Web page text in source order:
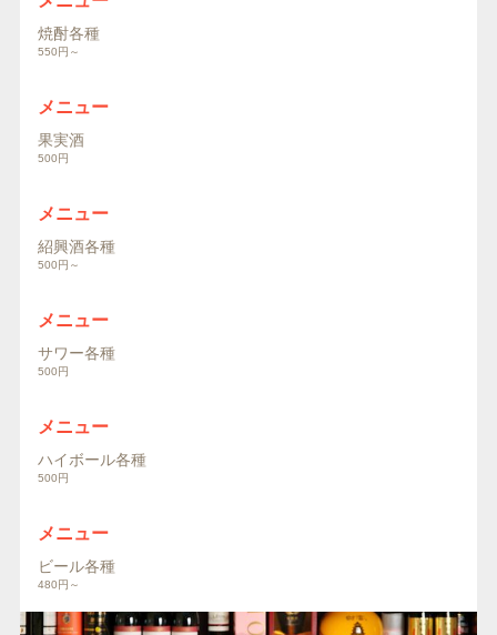
焼酎各種
550円～
メニュー
果実酒
500円
メニュー
紹興酒各種
500円～
メニュー
サワー各種
500円
メニュー
ハイボール各種
500円
メニュー
ビール各種
480円～